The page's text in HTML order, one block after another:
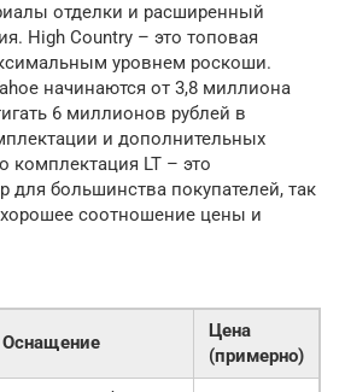
отделки и расширенный
High Country – это топовая
уровнем роскоши.
начинаются от 3,8 миллиона
6 миллионов рублей в
и дополнительных
комплектация LT – это
большинства покупателей, так
хорошее соотношение цены и
Оснащение
Цена
(примерно)